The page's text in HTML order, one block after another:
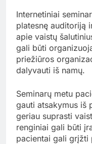
Internetiniai
platesnę auditoriją
apie vaistų
gali būti
priežiūros
dalyvauti iš namų.
Seminarų metu
gauti atsakymus iš
geriau suprasti
renginiai gali būti
pacientai gali